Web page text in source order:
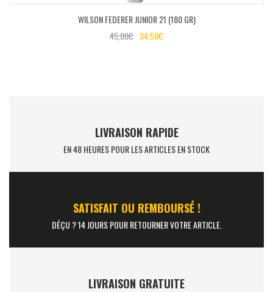
WILSON FEDERER JUNIOR 21 (180 GR)
45,00€ 34,50€
LIVRAISON RAPIDE
EN 48 HEURES POUR LES ARTICLES EN STOCK
SATISFAIT OU REMBOURSÉ !
DÉÇU ? 14 JOURS POUR RETOURNER VOTRE ARTICLE.
LIVRAISON GRATUITE